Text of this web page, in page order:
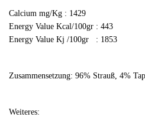
Calcium mg/Kg : 1429
Energy Value Kcal/100gr : 443
Energy Value Kj /100gr : 1853
Zusammensetzung: 96% Strauß, 4%
Weiteres: